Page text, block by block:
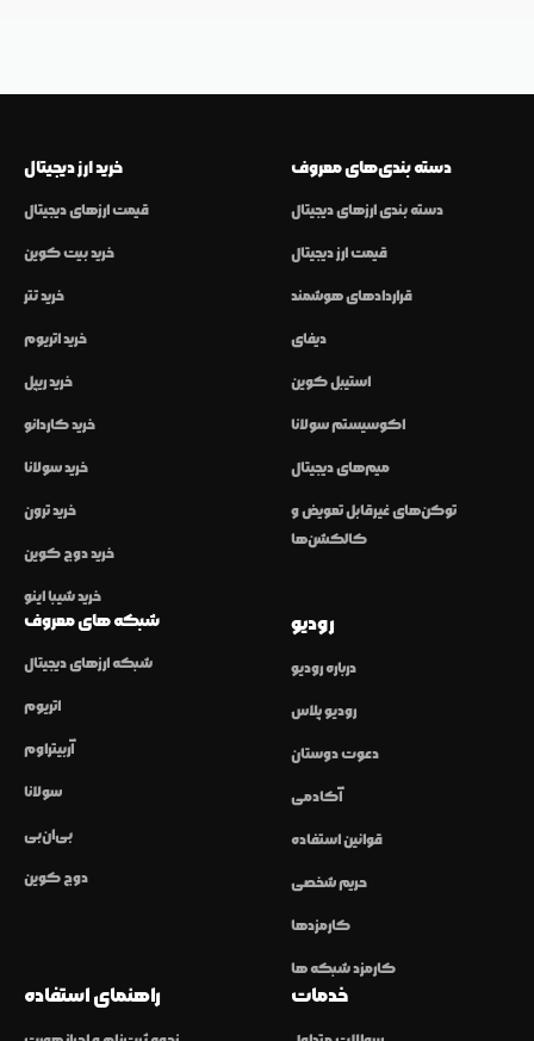
خرید ارز دیجیتال
قیمت ارزهای دیجیتال
خرید بیت کوین
خرید تتر
خرید اتریوم
خرید ریپل
خرید کاردانو
خرید سولانا
خرید ترون
خرید دوج کوین
خرید شیبا اینو
دسته بندی‌های معروف
دسته بندی ارزهای دیجیتال
قیمت ارز دیجیتال
قراردادهای هوشمند
دیفای
استیبل کوین
اکوسیستم سولانا
میم‌های دیجیتال
توکن‌های غیرقابل تعویض و
کالکشن‌ها
شبکه های معروف
شبکه ارزهای دیجیتال
اتریوم
آربیتراوم
سولانا
بی‌ان‌بی
دوج کوین
رودیو
درباره رودیو
رودیو پلاس
دعوت دوستان
آکادمی
قوانین استفاده
حریم شخصی
کارمزدها
کارمزد شبکه ها
راهنمای استفاده خدمات